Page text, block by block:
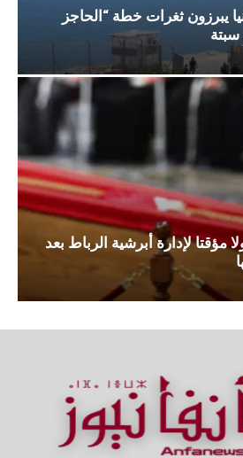
يبرزون ثغرات خطة “الحاجز
مؤقتا لإدارة أبرشية الرباط بعد